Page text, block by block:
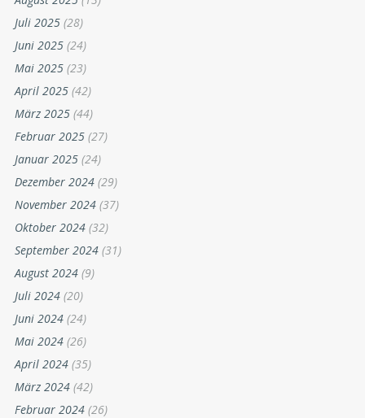
Juli 2025 (28)
Juni 2025 (24)
Mai 2025 (23)
April 2025 (42)
März 2025 (44)
Februar 2025 (27)
Januar 2025 (24)
Dezember 2024 (29)
November 2024 (37)
Oktober 2024 (32)
September 2024 (31)
August 2024 (9)
Juli 2024 (20)
Juni 2024 (24)
Mai 2024 (26)
April 2024 (35)
März 2024 (42)
Februar 2024 (26)